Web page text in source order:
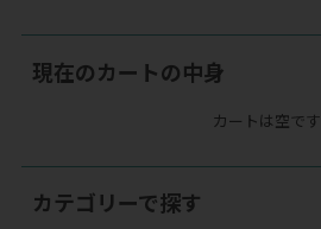
現在のカートの中身
カートは空です
カテゴリーで探す